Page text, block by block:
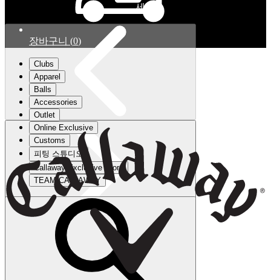
세요.
장바구니 (0)
Clubs
Apparel
Balls
Accessories
Outlet
Online Exclusive
Customs
피팅 스튜디오
Callaway Exclusive Store
TEAM CALLAWAY